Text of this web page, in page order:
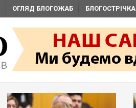
ОГЛЯД БЛОГОЖАБ БЛОГОСТРІЧКА